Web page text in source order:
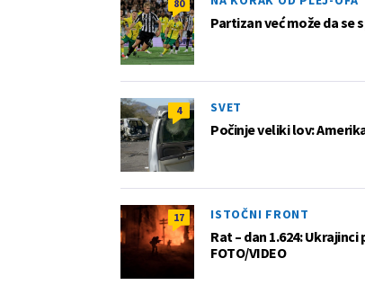
80
Partizan već može da se
4 SVET
Počinje veliki lov:
17 ISTOČNI FRONT
Rat – dan 1.624:
FOTO/VIDEO